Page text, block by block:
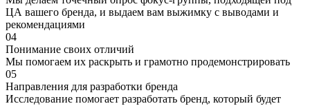
ЦА вашего бренда, и выдаем вам выжимку с выводами и
рекомендациями
04
Понимание своих отличий
Мы помогаем их раскрыть и грамотно продемонстрировать
05
Направления для разработки бренда
Исследование помогает разработать бренд, который будет